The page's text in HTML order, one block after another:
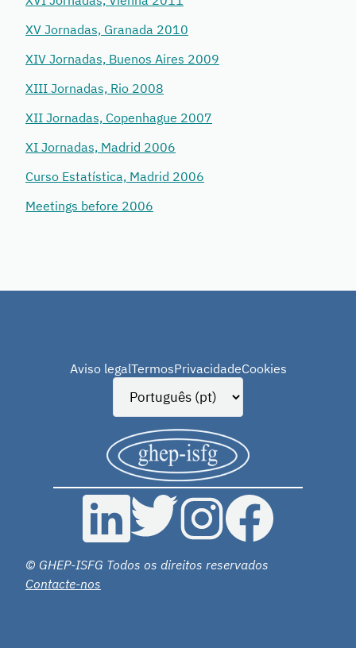
XV Jornadas, Granada 2010
XIV Jornadas, Buenos Aires 2009
XIII Jornadas, Rio 2008
XII Jornadas, Copenhague 2007
XI Jornadas, Madrid 2006
Curso Estatística, Madrid 2006
Meetings before 2006
Aviso legalTermosPrivacidadeCookies
© GHEP-ISFG Todos os direitos reservados
Contacte-nos